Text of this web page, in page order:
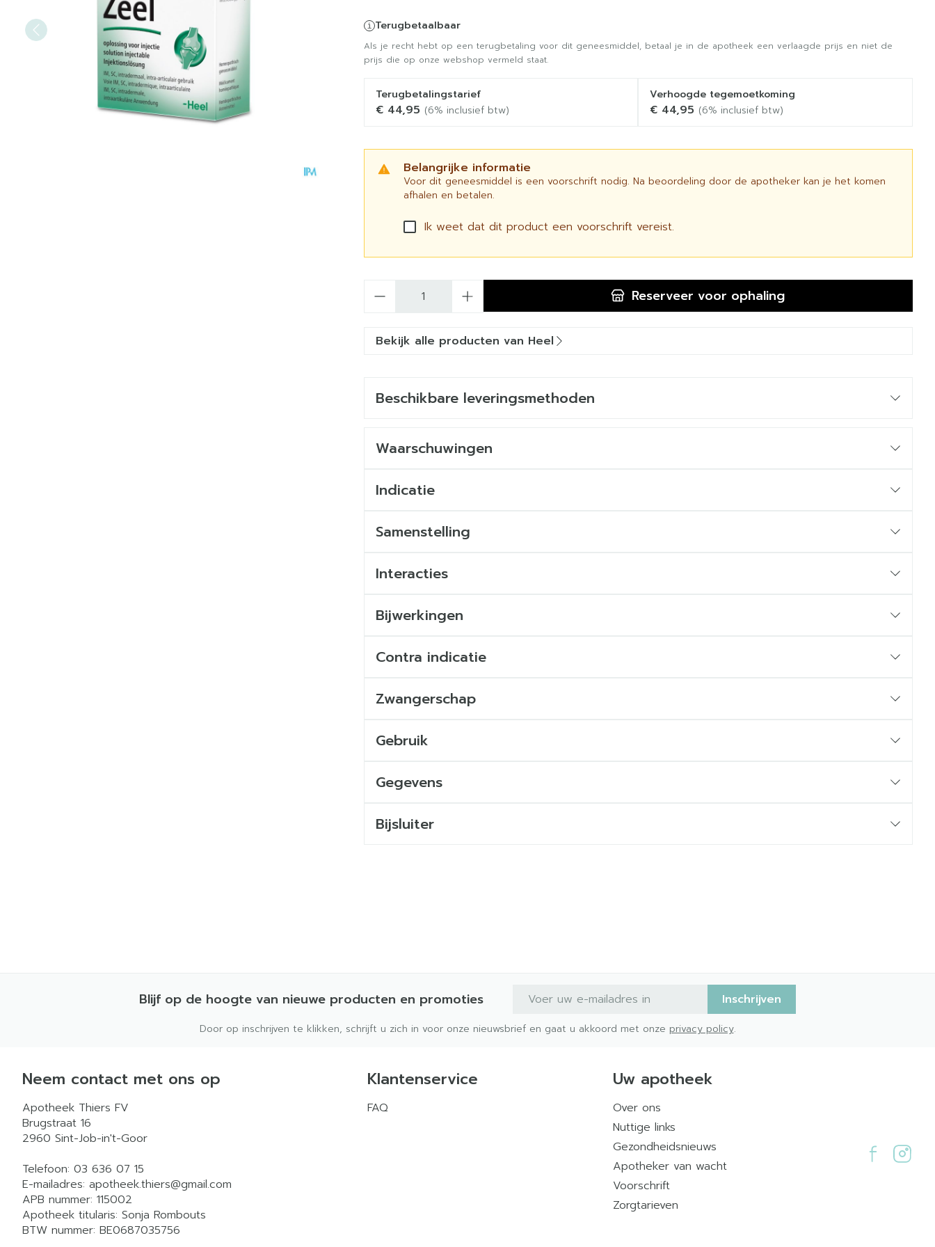
Terugbetaalbaar
Als je recht hebt op een terugbetaling voor dit geneesmiddel, betaal je in de apotheek een verlaagde prijs en niet de
prijs die op onze webshop vermeld staat.
Terugbetalingstarief
€ 44,95 (6% inclusief btw)
Verhoogde tegemoetkoming
€ 44,95 (6% inclusief btw)
Belangrijke informatie
Voor dit geneesmiddel is een voorschrift nodig. Na beoordeling door de apotheker kan je het komen
afhalen en betalen.
Ik weet dat dit product een voorschrift vereist.
Reserveer voor ophaling
Bekijk alle producten van Heel
Beschikbare leveringsmethoden
Waarschuwingen
Indicatie
Samenstelling
Interacties
Bijwerkingen
Contra indicatie
Zwangerschap
Gebruik
Gegevens
Bijsluiter
Blijf op de hoogte van nieuwe producten en promoties E-mail adres Inschrijven
Door op inschrijven te klikken, schrijft u zich in voor onze nieuwsbrief en gaat u akkoord met onze privacy policy.
Neem contact met ons op
Apotheek Thiers FV
Brugstraat 16
2960 Sint-Job-in't-Goor
Telefoon: 03 636 07 15
E-mailadres: apotheek.thiers@gmail.com
APB nummer: 115002
Apotheek titularis: Sonja Rombouts
BTW nummer: BE0687035756
Klantenservice
FAQ
Uw apotheek
Over ons
Nuttige links
Gezondheidsnieuws
Apotheker van wacht
Voorschrift
Zorgtarieven